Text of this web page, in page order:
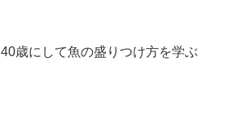
40歳にして魚の盛りつけ方を学ぶ